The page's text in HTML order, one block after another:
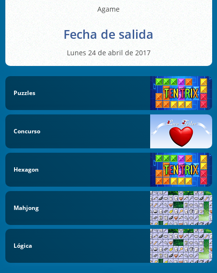
Agame
Fecha de salida
Lunes 24 de abril de 2017
Puzzles
Concurso
Hexagon
Mahjong
Lógica